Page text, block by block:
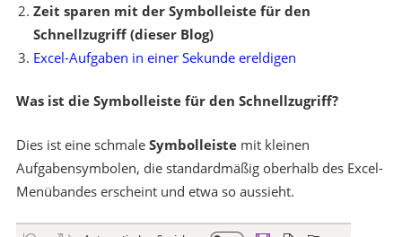
Zeit sparen mit der Symbolleiste für den
Schnellzugriff (dieser Blog)
Excel-Aufgaben in einer Sekunde ereldigen
Was ist die Symbolleiste für den Schnellzugriff?
Dies ist eine schmale Symbolleiste mit kleinen
Aufgabensymbolen, die standardmäßig oberhalb des Excel-
Menübandes erscheint und etwa so aussieht.